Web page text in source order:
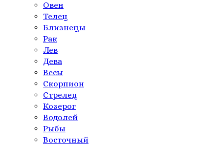
Овен
Телeц
Близнецы
Рак
Лев
Дева
Весы
Скорпион
Стрелец
Козерог
Водолей
Рыбы
Восточный